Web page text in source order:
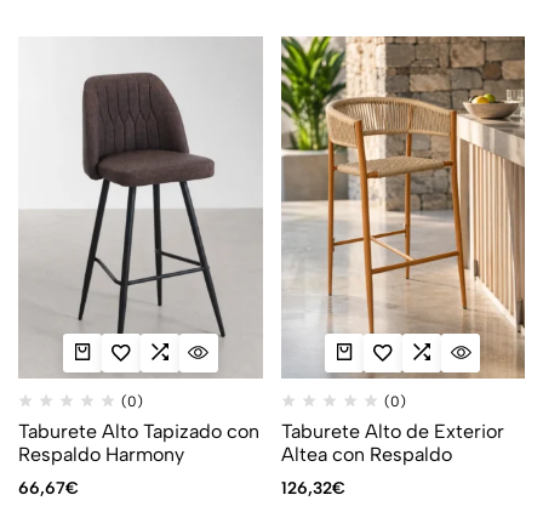
(0)
Taburete Alto Tapizado con
Respaldo Harmony
66,67€
(0)
Taburete Alto de Exterior
Altea con Respaldo
126,32€